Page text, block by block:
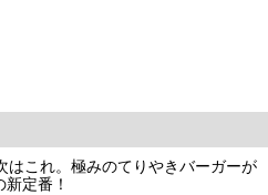
はこれ。極みのてりやきバーガーが
新定番！